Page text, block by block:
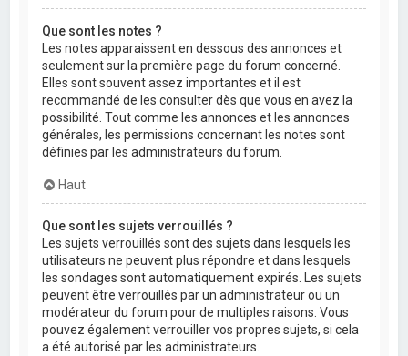
Que sont les notes ?
Les notes apparaissent en dessous des annonces et
seulement sur la première page du forum concerné.
Elles sont souvent assez importantes et il est
recommandé de les consulter dès que vous en avez la
possibilité. Tout comme les annonces et les annonces
générales, les permissions concernant les notes sont
définies par les administrateurs du forum.
Haut
Que sont les sujets verrouillés ?
Les sujets verrouillés sont des sujets dans lesquels les
utilisateurs ne peuvent plus répondre et dans lesquels
les sondages sont automatiquement expirés. Les sujets
peuvent être verrouillés par un administrateur ou un
modérateur du forum pour de multiples raisons. Vous
pouvez également verrouiller vos propres sujets, si cela
a été autorisé par les administrateurs.